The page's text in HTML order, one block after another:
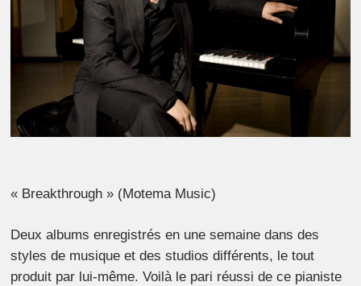
« Breakthrough » (Motema Music)
Deux albums enregistrés en une semaine dans des
styles de musique et des studios différents, le tout
produit par lui-même. Voilà le pari réussi de ce pianiste